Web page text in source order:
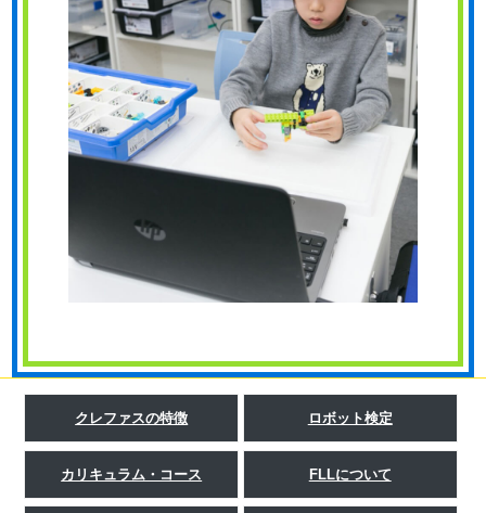
クレファスの特徴 ロボット検定
カリキュラム・コース FLLについて